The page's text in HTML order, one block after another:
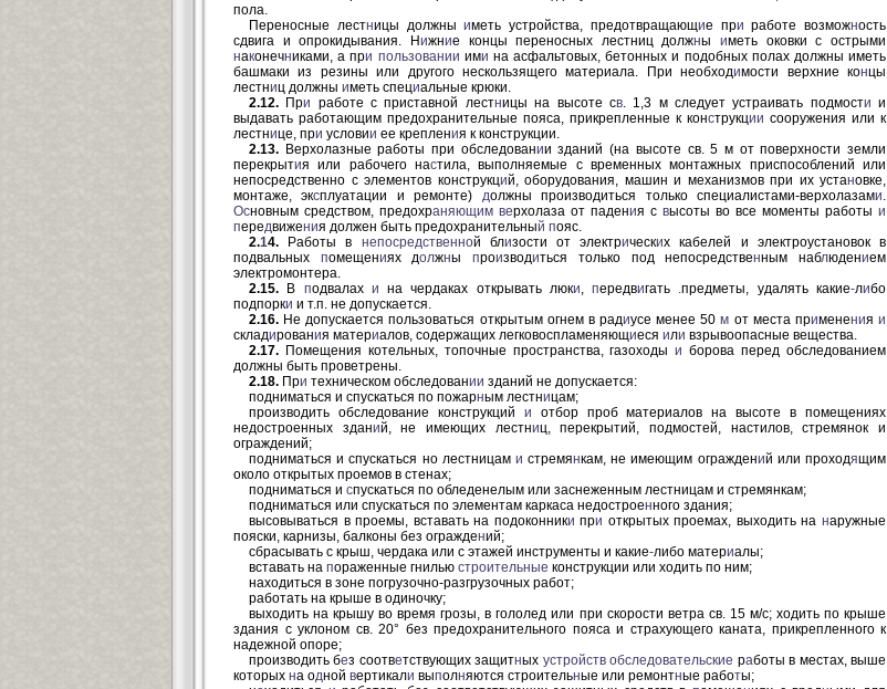
пола.
Переносные лестницы должныиметь устройства, предотвращающие при работе возможность
сдвига и опрокидывания. Нижние концы переносных лестниц должныиметь оковки с острыми
наконечниками, а при пользовании ими на асфальтовых, бетонных и подобных полах должны иметь
башмаки из резины или другого нескользящего материала. При необходимости верхние концы
лестниц должны иметь специальные крюки.
2.12. При работе с приставной лестницы на высоте св. 1,3 м следует устраивать подмости и
выдавать работающим предохранительные пояса, прикрепленные к конструкции сооружения или к
лестнице, при условии ее крепления к конструкции.
2.13. Верхолазные работы при обследовании зданий (на высоте св. 5 м от поверхности земли
перекрытия или рабочего настила, выполняемые с временных монтажных приспособлений или
непосредственно с элементов конструкций, оборудования, машин и механизмов при их установке,
монтаже, эксплуатации и ремонте) должны производиться только специалистами-верхолазами.
Основным средством, предохраняющим верхолаза от падения с высоты во все моменты работы и
передвижения должен быть предохранительный пояс.
2.14. Работы в непосредственной близости от электрических кабелей и электроустановок в
подвальных помещениях должныпроизводиться только под непосредственным наблюдением
электромонтера.
2.15. В подвалах и на чердаках открывать люки,передвигать .предметы, удалять какие-либо
подпорки и т.п. не допускается.
2.16. Не допускается пользоваться открытым огнем в радиусе менее 50м от места примененияи
складирования материалов, содержащих легковоспламеняющиеся или взрывоопасные вещества.
2.17. Помещения котельных, топочные пространства, газоходыи борова перед обследованием
должны быть проветрены.
2.18. При техническом обследовании зданий не допускается:
подниматься и спускаться по пожарным лестницам;
производить обследование конструкций и отбор проб материалов на высоте в помещениях
недостроенных зданий, не имеющих лестниц, перекрытий, подмостей, настилов, стремянок и
ограждений;
подниматься и спускаться но лестницам и стремянкам, не имеющим ограждений или проходящим
около открытых проемов в стенах;
подниматься и спускаться по обледенелым или заснеженным лестницам и стремянкам;
подниматься или спускаться по элементам каркаса недостроенного здания;
высовываться в проемы, вставать на подоконники при открытых проемах, выходить нанаружные
пояски, карнизы, балконы без ограждений;
сбрасывать с крыш, чердака или с этажей инструменты и какие-либо материалы;
вставать на пораженные гнилью строительные конструкции или ходить по ним;
находиться в зоне погрузочно-разгрузочных работ;
работать на крыше в одиночку;
выходить на крышу во время грозы, в гололед или при скорости ветра св. 15 м/с; ходить по крыше
здания с уклоном св. 20° без предохранительного пояса и страхующего каната, прикрепленного к
надежной опоре;
производить без соответствующих защитных устройств обследовательские работы в местах, выше
которых на одной вертикали выполняются строительные или ремонтные работы;